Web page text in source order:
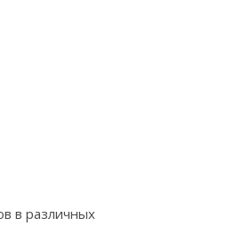
в различных